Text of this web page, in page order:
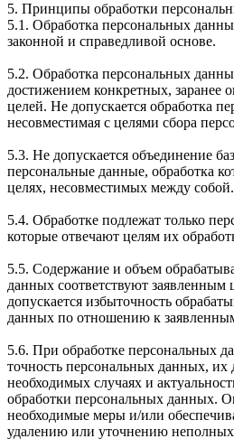
5. Принципы обработки
5.1. Обработка персональных
законной и справедливой основе.
5.2. Обработка персональных
достижением конкретных, заранее
целей. Не допускается обработка
несовместимая с целями сбора
5.3. Не допускается объединение
персональные данные, обработка
целях, несовместимых между собой.
5.4. Обработке подлежат только
которые отвечают целям их
5.5. Содержание и объем
данных соответствуют заявленным
допускается избыточность
данных по отношению к
5.6. При обработке персональных
точность персональных данных, их
необходимых случаях и
обработки персональных данных.
необходимые меры и/или
удалению или уточнению